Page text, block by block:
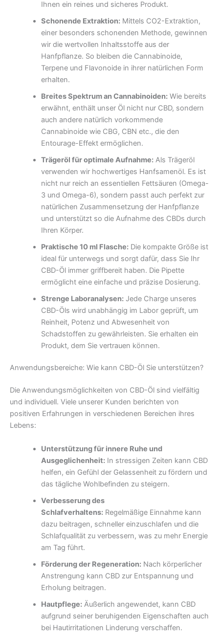
Ihnen ein reines und sicheres Produkt.
Schonende Extraktion:Mittels CO2-Extraktion,
einer besonders schonenden Methode, gewinnen
wir die wertvollen Inhaltsstoffe aus der
Hanfpflanze. So bleiben die Cannabinoide,
Terpene und Flavonoide in ihrer natürlichen Form
erhalten.
Breites Spektrum an Cannabinoiden:Wie bereits
erwähnt, enthält unser Öl nicht nur CBD, sondern
auch andere natürlich vorkommende
Cannabinoide wie CBG, CBN etc., die den
Entourage-Effekt ermöglichen.
Trägeröl für optimale Aufnahme:Als Trägeröl
verwenden wir hochwertiges Hanfsamenöl. Es ist
nicht nur reich an essentiellen Fettsäuren (Omega-
3 und Omega-6), sondern passt auch perfekt zur
natürlichen Zusammensetzung der Hanfpflanze
und unterstützt so die Aufnahme des CBDs durch
Ihren Körper.
Praktische 10 ml Flasche:Die kompakte Größe ist
ideal für unterwegs und sorgt dafür, dass Sie Ihr
CBD-Öl immer griffbereit haben. Die Pipette
ermöglicht eine einfache und präzise Dosierung.
Strenge Laboranalysen:Jede Charge unseres
CBD-Öls wird unabhängig im Labor geprüft, um
Reinheit, Potenz und Abwesenheit von
Schadstoffen zu gewährleisten. Sie erhalten ein
Produkt, dem Sie vertrauen können.
Anwendungsbereiche: Wie kann CBD-Öl Sie unterstützen?
Die Anwendungsmöglichkeiten von CBD-Öl sind vielfältig
und individuell. Viele unserer Kunden berichten von
positiven Erfahrungen in verschiedenen Bereichen ihres
Lebens:
Unterstützung für innere Ruhe und
Ausgeglichenheit:In stressigen Zeiten kann CBD
helfen, ein Gefühl der Gelassenheit zu fördern und
das tägliche Wohlbefinden zu steigern.
Verbesserung des
Schlafverhaltens:Regelmäßige Einnahme kann
dazu beitragen, schneller einzuschlafen und die
Schlafqualität zu verbessern, was zu mehr Energie
am Tag führt.
Förderung der Regeneration:Nach körperlicher
Anstrengung kann CBD zur Entspannung und
Erholung beitragen.
Hautpflege:Äußerlich angewendet, kann CBD
aufgrund seiner beruhigenden Eigenschaften auch
bei Hautirritationen Linderung verschaffen.